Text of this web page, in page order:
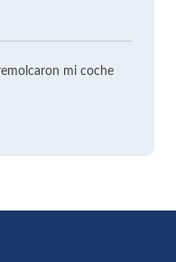
mi coche